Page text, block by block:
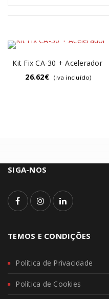
Kit Fix CA-30 + Acelerador
26.62€ (iva incluído)
SIGA-NOS
TEMOS E CONDIÇÕES
Política de Privacidade
Política de Cookies